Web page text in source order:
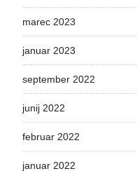
marec 2023
januar 2023
september 2022
junij 2022
februar 2022
januar 2022